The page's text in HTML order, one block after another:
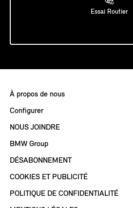
Essai Routier
À propos de nous
Configurer
NOUS JOINDRE
BMW Group
DÉSABONNEMENT
COOKIES ET PUBLICITÉ
POLITIQUE DE CONFIDENTIALITÉ